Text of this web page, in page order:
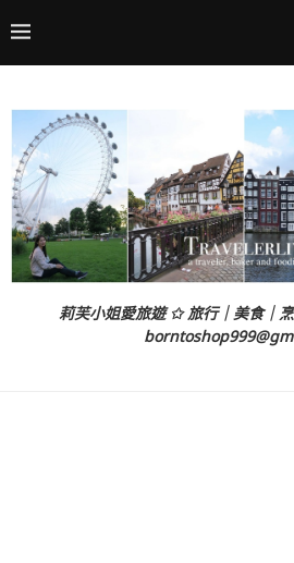
莉芙小姐愛旅遊 ✩ 旅行｜美食｜